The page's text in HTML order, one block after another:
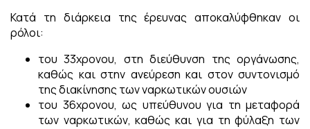
Κατά τη διάρκεια της έρευνας αποκαλύφθηκαν οι
ρόλοι:
του 33χρονου, στη διεύθυνση της οργάνωσης,
καθώς και στην ανεύρεση και στον συντονισμό
της διακίνησης των ναρκωτικών ουσιών
του 36χρονου, ως υπεύθυνου για τη μεταφορά
των ναρκωτικών, καθώς και για τη φύλαξη των